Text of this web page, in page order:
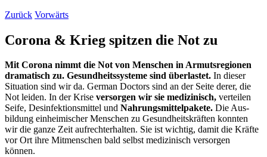
Zurück Vorwärts
Corona & Krieg spitzen die Not zu
Mit Corona nimmt die Not von Menschen in Armuts­regionen
dramatisch zu. Gesundheits­systeme sind über­lastet. In dieser
Situation sind wir da. German Doctors sind an der Seite derer, die
Not leiden. In der Krise versorgen wir sie medi­zinisch, verteilen
Seife, Des­infektions­mittel und Nahrungs­mittel­pakete. Die Aus­
bildung einheimi­scher Menschen zu Gesund­heits­kräften konnten
wir die ganze Zeit aufrecht­erhalten. Sie ist wichtig, damit die Kräfte
vor Ort ihre Mit­menschen bald selbst medi­zinisch versorgen
können.